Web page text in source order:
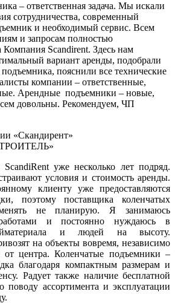
– ответственная задача. Мы искали
сотрудничества, современный
и необходимый сервис. Всем
и запросам полностью
Компания Scandirent. Здесь нам
вариант аренды, подобрали
пояснили все технические
компании – ответственные,
Арендные подъемники – новые,
довольны. Рекомендуем, ЧП
«Скандирент»
уже несколько лет подряд.
условия и стоимость аренды.
клиенту уже предоставляются
поэтому поставщика коленчатых
не планирую. Я занимаюсь
и постоянно нуждаюсь в
и людей на высоту.
на объекты вовремя, независимо
от центра. Коленчатые подъемники –
благодаря компактным размерам и
Радует также наличие бесплатной
поводу ассортимента и эксплуатации